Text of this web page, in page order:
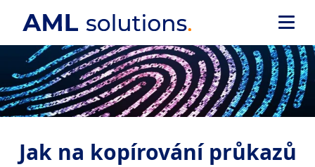
Jak na kopírování průkazů